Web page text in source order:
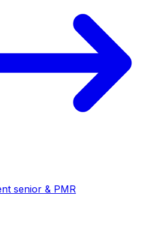
senior & PMR